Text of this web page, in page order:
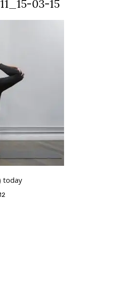
03-15
today